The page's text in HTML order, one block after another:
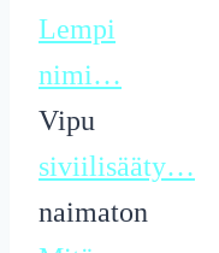
Lempi
nimi…
Vipu
siviilisääty…
naimaton